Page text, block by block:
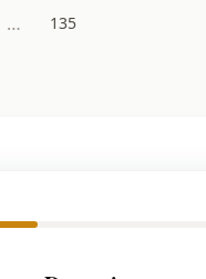
… 135